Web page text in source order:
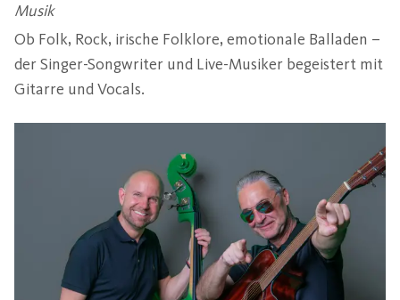
Musik
Ob Folk, Rock, irische Folklore, emotionale Balladen –
der Singer-Songwriter und Live-Musiker begeistert mit
Gitarre und Vocals.